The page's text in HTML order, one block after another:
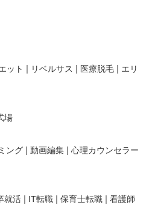
ット | リベルサス | 医療脱毛 | エリ
場
ング | 動画編集 | 心理カウンセラー
就活 | IT転職 | 保育士転職 | 看護師